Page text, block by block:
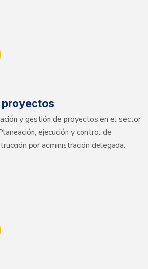
proyectos
y gestión de proyectos en el sector
ejecución y control de
por administración delegada.